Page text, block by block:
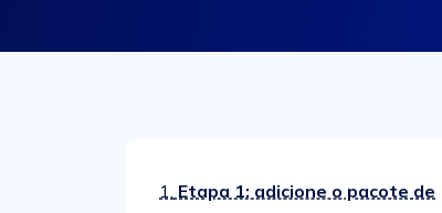
1. Etapa 1: adicione o pacote de